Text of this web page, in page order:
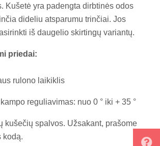
Kušetė yra padengta dirbtinės odos
dideliu atsparumu trinčiai. Jos
iš daugelio skirtingų variantų.
priedai:
rulono laikiklis
reguliavimas: nuo 0 ° iki + 35 °
kušečių spalvos. Užsakant, prašome
kodą.